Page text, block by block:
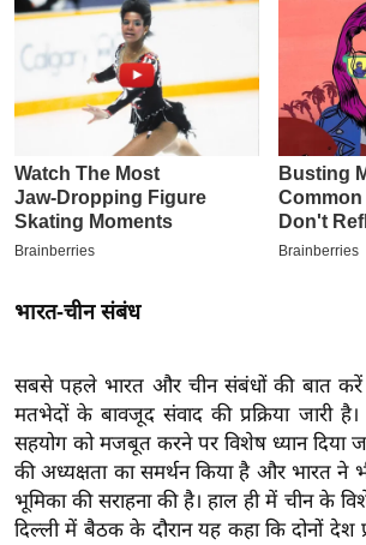
इ
म
ई
पे
प
र
मि
ल
बे
मि
सा
ल
श
भारत-चीन संबंध
सबसे पहले भारत और चीन संबंधों की बात करें
मतभेदों के बावजूद संवाद की प्रक्रिया जारी
सहयोग को मजबूत करने पर विशेष ध्यान दिया
की अध्यक्षता का समर्थन किया है और भारत ने
भूमिका की सराहना की है। हाल ही में चीन के
दिल्ली में बैठक के दौरान यह कहा कि दोनों देश